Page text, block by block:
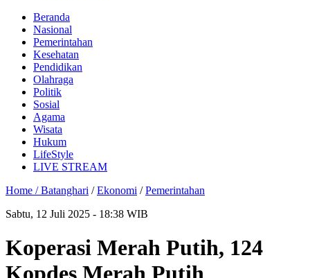
Beranda
Nasional
Pemerintahan
Kesehatan
Pendidikan
Olahraga
Politik
Sosial
Agama
Wisata
Hukum
LifeStyle
LIVE STREAM
Home /Batanghari /Ekonomi /Pemerintahan
Sabtu, 12 Juli 2025 - 18:38 WIB
Koperasi Merah Putih, 124